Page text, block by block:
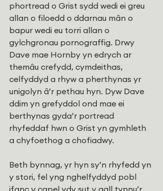
phortread o Grist sydd wedi ei greu
allan o filoedd o ddarnau mân o
bapur wedi eu torri allan o
gylchgronau pornograffig. Drwy
Dave mae Hornby yn edrych ar
themâu crefydd, cymdeithas,
celfyddyd a rhyw a pherthynas yr
unigolyn â’r pethau hyn. Dyw Dave
ddim yn grefyddol ond mae ei
berthynas gyda’r portread
rhyfeddaf hwn o Grist yn gymhleth
a chyfoethog a chofiadwy.
Beth bynnag, yr hyn sy’n rhyfedd yn
y stori, fel yng nghelfyddyd pobl
ifanc y capel ydy sut y gall tynnu’r